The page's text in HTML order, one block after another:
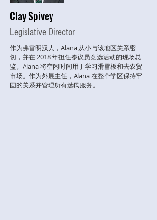
Clay Spivey
Legislative Director
作为弗雷明汉人，Alana 从小与该地区关系密
切，并在 2018 年担任参议员竞选活动的现场总
监。Alana 将空闲时间用于学习滑雪板和去农贸
市场。作为外展主任，Alana 在整个学区保持牢
固的关系并管理所有选民服务。